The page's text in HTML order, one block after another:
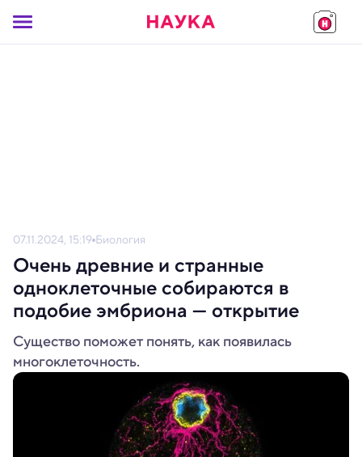
07.11.2024, 15:19 Биология
Очень древние и странные
одноклеточные собираются в
подобие эмбриона — открытие
Существо поможет понять, как появилась
многоклеточность.